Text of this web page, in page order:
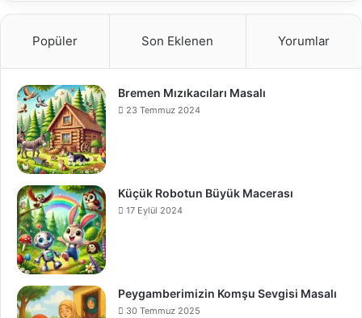
Popüler Son Eklenen Yorumlar
Bremen Mızıkacıları Masalı
23 Temmuz 2024
Küçük Robotun Büyük Macerası
17 Eylül 2024
Peygamberimizin Komşu Sevgisi Masalı
30 Temmuz 2025